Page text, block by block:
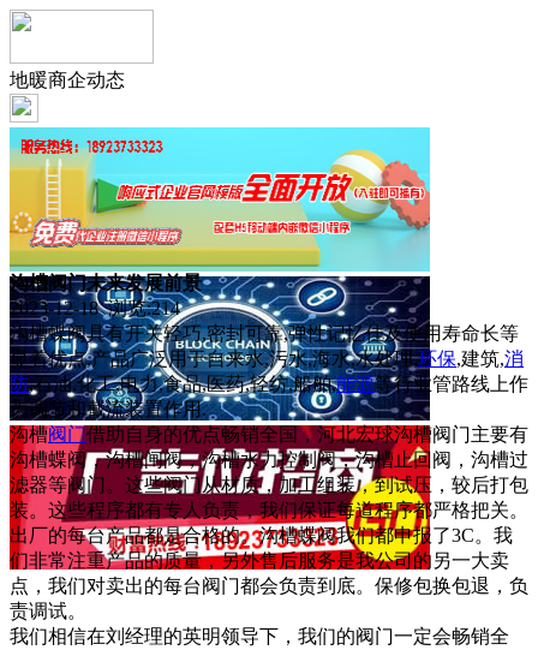
地暖商企动态
沟槽阀门未来发展前景
2023-12-18 浏览:214
沟槽蝶阀具有开关轻巧,密封可靠,弹性记忆佳及使用寿命长等
显着优点,产品广泛用于自来水,污水,海水,水处理,环保,建筑,消
防,石油,化工,电力,食品,医药,轻纺,船舶,能源等行业管路线上作
为调节和截流装置作用.
沟槽阀门借助自身的优点畅销全国，河北宏球沟槽阀门主要有
沟槽蝶阀，沟槽闸阀，沟槽水力控制阀，沟槽止回阀，沟槽过
滤器等阀门。这些阀门从材质，加工组装，到试压，较后打包
装。这些程序都有专人负责，我们保证每道程序都严格把关。
出厂的每台产品都是合格的。沟槽蝶阀我们都申报了3C。我
们非常注重产品的质量，另外售后服务是我公司的另一大卖
点，我们对卖出的每台阀门都会负责到底。保修包换包退，负
责调试。
我们相信在刘经理的英明领导下，我们的阀门一定会畅销全